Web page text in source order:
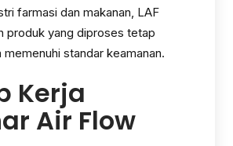
farmasi dan makanan, LAF
produk yang diproses tetap
memenuhi standar keamanan.
Kerja
Air Flow